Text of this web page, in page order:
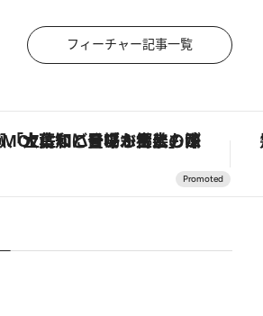
フィーチャー記事一覧
「土佐和ハーブかき氷」がOMO7高知に登場！生姜、山椒、大葉など目にも舌にも涼を呼ぶ郷土の味